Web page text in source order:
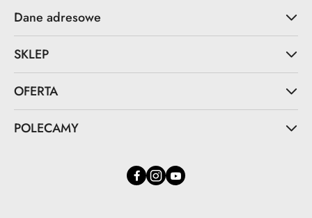
Dane adresowe
SKLEP
OFERTA
POLECAMY